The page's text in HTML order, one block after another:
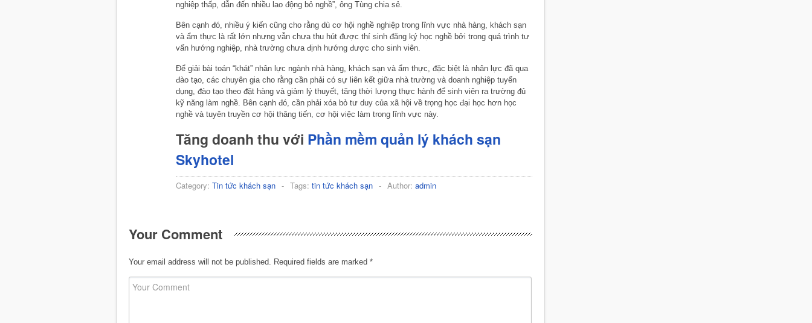
nghiệp thấp, dẫn đến nhiều lao động bỏ nghề”, ông Tùng chia sẻ.
Bên cạnh đó, nhiều ý kiến cũng cho rằng dù cơ hội nghề nghiệp trong lĩnh vực nhà hàng, khách sạn
và ẩm thực là rất lớn nhưng vẫn chưa thu hút được thí sinh đăng ký học nghề bởi trong quá trình tư
vấn hướng nghiệp, nhà trường chưa định hướng được cho sinh viên.
Để giải bài toán “khát” nhân lực ngành nhà hàng, khách sạn và ẩm thực, đặc biệt là nhân lực đã qua
đào tạo, các chuyên gia cho rằng cần phải có sự liên kết giữa nhà trường và doanh nghiệp tuyển
dụng, đào tạo theo đặt hàng và giảm lý thuyết, tăng thời lượng thực hành để sinh viên ra trường đủ
kỹ năng làm nghề. Bên cạnh đó, cần phải xóa bỏ tư duy của xã hội về trọng học đại học hơn học
nghề và tuyên truyền cơ hội thăng tiến, cơ hội việc làm trong lĩnh vực này.
Tăng doanh thu với Phần mềm quản lý khách sạn
Skyhotel
Category: Tin tức khách sạn - Tags: tin tức khách sạn - Author: admin
Your Comment
Your email address will not be published. Required fields are marked *